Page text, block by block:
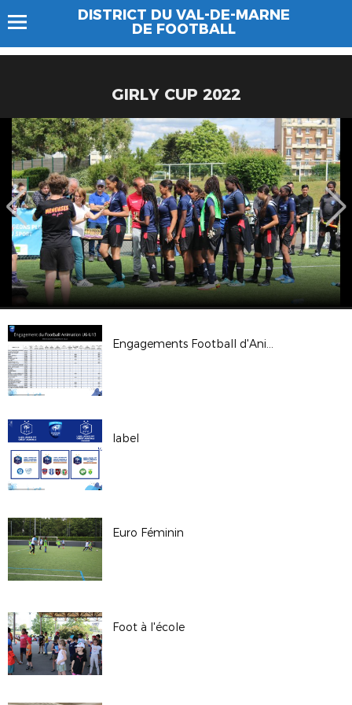
DISTRICT DU VAL-DE-MARNE
DE FOOTBALL
GIRLY CUP 2022
Engagements Football d'Animation
label
Euro Féminin
Foot à l'école